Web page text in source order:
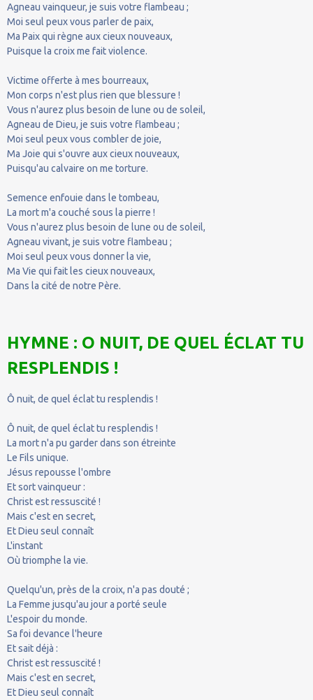
Agneau vainqueur, je suis votre flambeau ;
Moi seul peux vous parler de paix,
Ma Paix qui règne aux cieux nouveaux,
Puisque la croix me fait violence.
Victime offerte à mes bourreaux,
Mon corps n'est plus rien que blessure !
Vous n'aurez plus besoin de lune ou de soleil,
Agneau de Dieu, je suis votre flambeau ;
Moi seul peux vous combler de joie,
Ma Joie qui s'ouvre aux cieux nouveaux,
Puisqu'au calvaire on me torture.
Semence enfouie dans le tombeau,
La mort m'a couché sous la pierre !
Vous n'aurez plus besoin de lune ou de soleil,
Agneau vivant, je suis votre flambeau ;
Moi seul peux vous donner la vie,
Ma Vie qui fait les cieux nouveaux,
Dans la cité de notre Père.
HYMNE : O NUIT, DE QUEL ÉCLAT TU
RESPLENDIS !
Ô nuit, de quel éclat tu resplendis !
Ô nuit, de quel éclat tu resplendis !
La mort n'a pu garder dans son étreinte
Le Fils unique.
Jésus repousse l'ombre
Et sort vainqueur :
Christ est ressuscité !
Mais c'est en secret,
Et Dieu seul connaît
L'instant
Où triomphe la vie.
Quelqu'un, près de la croix, n'a pas douté ;
La Femme jusqu'au jour a porté seule
L'espoir du monde.
Sa foi devance l'heure
Et sait déjà :
Christ est ressuscité !
Mais c'est en secret,
Et Dieu seul connaît